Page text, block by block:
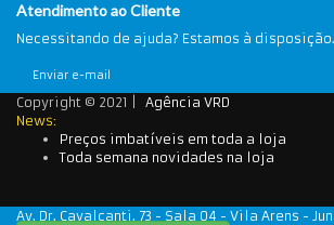
Atendimento ao Cliente
Necessitando de ajuda? Estamos à disposição.
Enviar e-mail
Copyright © 2021 | Agência VRD
News:
Preços imbatíveis em toda a loja
Toda semana novidades na loja
Av. Dr. Cavalcanti, 73 - Sala 04 - Vila Arens -